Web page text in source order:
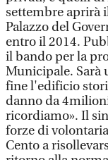
settembre aprirà
Palazzo del
entro il 2014.
il bando per la
Municipale. Sarà
fine l'edificio
danno da
ricordiamo». Il
forze di
Cento a